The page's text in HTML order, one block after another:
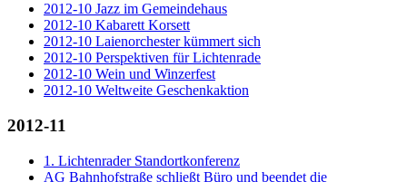
2012-10 Jazz im Gemeindehaus
2012-10 Kabarett Korsett
2012-10 Laienorchester kümmert sich
2012-10 Perspektiven für Lichtenrade
2012-10 Wein und Winzerfest
2012-10 Weltweite Geschenkaktion
2012-11
1. Lichtenrader Standortkonferenz
AG Bahnhofstraße schließt Büro und beendet die